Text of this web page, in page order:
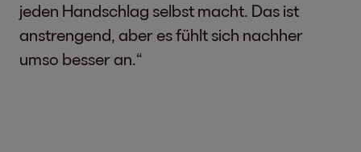
jeden Handschlag selbst macht. Das ist
anstrengend, aber es fühlt sich nachher
umso besser an.“